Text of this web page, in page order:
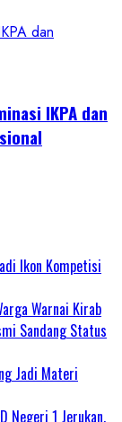
dan
IKPA dan
Ikon Kompetisi
Warnai Kirab
Sandang Status
Jadi Materi
Negeri 1 Jerukan,